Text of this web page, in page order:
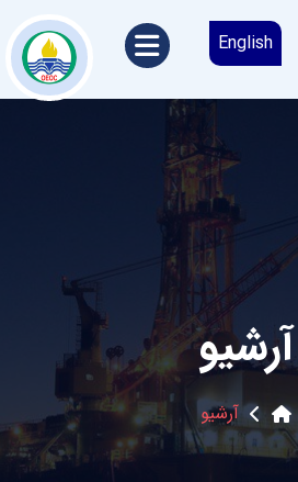
English
آرشیو
آرشیو